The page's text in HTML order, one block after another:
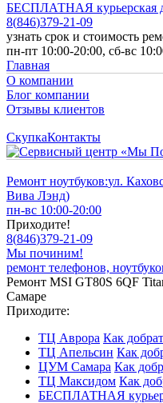
БЕСПЛАТНАЯ курьерская
8(846)379-21-09
узнать срок и стоимость
пн-пт 10:00-20:00, сб-вс
Главная
О компании
Блог компании
Отзывы клиентов
СкупкаКонтакты
Ремонт ноутбуков:ул.
Вива Лэнд)
пн-вс 10:00-20:00
Приходите!
8(846)379-21-09
Мы починим!
ремонт телефонов,
Ремонт MSI GT80S 6QF
Самаре
Приходите:
ТЦ Аврора Как
ТЦ Апельсин Как
ЦУМ Самара Как
ТЦ Максидом Как
БЕСПЛАТНАЯ